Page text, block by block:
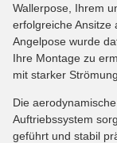
Wallerpose, Ihrem
erfolgreiche Ansitze
Angelpose wurde
Ihre Montage zu
mit starker
Die
Auftriebssystem
geführt und stabil